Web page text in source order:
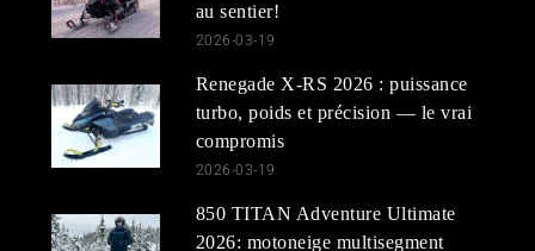
au sentier!
2026-03-19
Renegade X-RS 2026 : puissance
turbo, poids et précision — le vrai
compromis
2026-03-19
850 TITAN Adventure Ultimate
2026: motoneige multisegment